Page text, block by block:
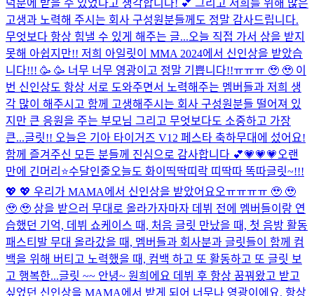
덕분에 받을 수 있었다고 생각합니다! 💕 그리고 저희를 위해 많은
고생과 노력해 주시는 회사 구성원분들께도 정말 감사드립니다.
무엇보다 항상 힘낼 수 있게 해주는 글...오늘 직접 가서 상을 받지
못해 아쉽지만!! 저희 아일릿이 MMA 2024에서 신인상을 받았습
니다!!! 🥳 🥳 너무 너무 영광이고 정말 기쁩니다!!ㅠㅠㅠ 🥹 🥹 이
번 신인상도 항상 서로 도와주면서 노력해주는 멤버들과 저희 생
각 많이 해주시고 함께 고생해주시는 회사 구성원분들 떨어져 있
지만 큰 응원을 주는 부모님 그리고 무엇보다도 소중하고 가장
큰...글릿!! 오늘은 기아 타이거즈 V12 페스타 축하무대에 섰어요!
함께 즐겨주신 모든 분들께 진심으로 감사합니다 💕💗💗💗 오랜
만에 긴머리⭐수달인줄오늘도 화이띡딱띠락 띠딱따 똑따글릿~!!!
💖 💖 우리가 MAMA에서 신인상을 받았어요오ㅠㅠㅠㅠ 🥹 🥹
🥹 🥹 상을 받으러 무대로 올라가자마자 데뷔 전에 멤버들이랑 연
습했던 기억, 데뷔 쇼케이스 때, 처음 글릿 만났을 때, 첫 음방 활동
패스티발 무대 올라갔을 때, 멤버들과 회사분과 글릿들이 함께 컴
백을 위해 버티고 노력했을 때, 컴백 하고 또 활동하고 또 글릿 보
고 행복한...글릿 ~~ 안녕~ 원희에요 데뷔 후 항상 꿈꿔왔고 받고
싶었던 신인상을 MAMA에서 받게 되어 너무나 영광이에요. 항상